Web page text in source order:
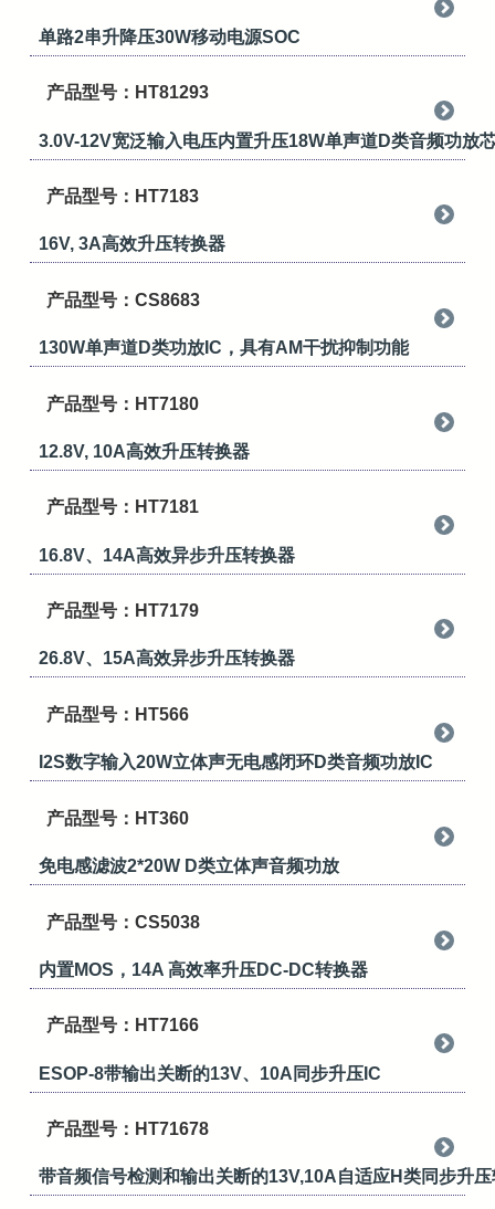
单路2串升降压30W移动电源SOC
产品型号：HT81293
3.0V-12V宽泛输入电压内置升压18W单声道D类音频功放
产品型号：HT7183
16V, 3A高效升压转换器
产品型号：CS8683
130W单声道D类功放IC，具有AM干扰抑制功能
产品型号：HT7180
12.8V, 10A高效升压转换器
产品型号：HT7181
16.8V、14A高效异步升压转换器
产品型号：HT7179
26.8V、15A高效异步升压转换器
产品型号：HT566
I2S数字输入20W立体声无电感闭环D类音频功放IC
产品型号：HT360
免电感滤波2*20W D类立体声音频功放
产品型号：CS5038
内置MOS，14A 高效率升压DC-DC转换器
产品型号：HT7166
ESOP-8带输出关断的13V、10A同步升压IC
产品型号：HT71678
带音频信号检测和输出关断的13V,10A自适应H类同步升